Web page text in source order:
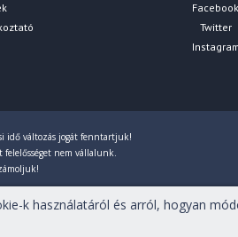
Facebook
Twitter
Instagram
idő változás jogát fenntartjuk!
felelősséget nem vállalunk.
k használatáról és arról, hogyan